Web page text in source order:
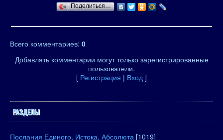
Поделиться…
Всего комментариев: 0
Добавлять комментарии могут только зарегистрированные
пользователи.
[ Регистрация | Вход ]
РАЗДЕЛЫ
Послания Единого, Истока, Абсолюта [1019]